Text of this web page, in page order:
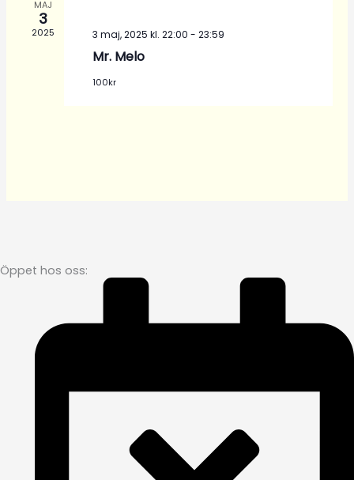
MAJ
3
2025 3 maj, 2025 kl. 22:00 - 23:59
Mr. Melo
100kr
Öppet hos oss: